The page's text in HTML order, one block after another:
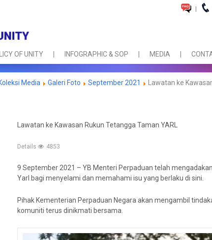
|
OF UNITY INFOGRAPHIC & SOP MEDIA
Media Galeri Foto September 2021 Lawatan ke
Lawatan ke Kawasan Rukun Tetangga Taman YARL
Details 4853
9 September 2021 – YB Menteri Perpaduan telah
Yarl bagi menyelami dan memahami isu yang berlaku di sini.
Pihak Kementerian Perpaduan Negara akan mengambil
komuniti terus dinikmati bersama.